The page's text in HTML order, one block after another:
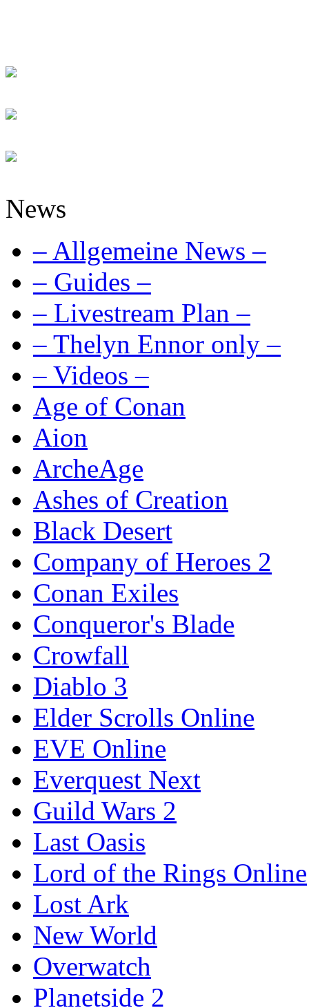
News
– Allgemeine News –
– Guides –
– Livestream Plan –
– Thelyn Ennor only –
– Videos –
Age of Conan
Aion
ArcheAge
Ashes of Creation
Black Desert
Company of Heroes 2
Conan Exiles
Conqueror's Blade
Crowfall
Diablo 3
Elder Scrolls Online
EVE Online
Everquest Next
Guild Wars 2
Last Oasis
Lord of the Rings Online
Lost Ark
New World
Overwatch
Planetside 2